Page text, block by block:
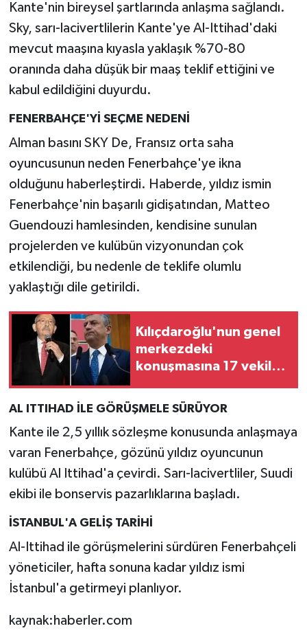
Kante'nin bireysel şartlarında anlaşma sağlandı.
Sky, sarı-lacivertlilerin Kante'ye Al-Ittihad'daki
mevcut maaşına kıyasla yaklaşık %70-80
oranında daha düşük bir maaş teklif ettiğini ve
kabul edildiğini duyurdu.
FENERBAHÇE'Yİ SEÇME NEDENİ
Alman basını SKY De, Fransız orta saha
oyuncusunun neden Fenerbahçe'ye ikna
olduğunu haberleştirdi. Haberde, yıldız ismin
Fenerbahçe'nin başarılı gidişatından, Matteo
Guendouzi hamlesinden, kendisine sunulan
projelerden ve kulübün vizyonundan çok
etkilendiği, bu nedenle de teklife olumlu
yaklaştığı dile getirildi.
Kılıçdaroğlu'nun genel
merkezdeki
konuşmasına 17 vekil
AL ITTIHAD İLE GÖRÜŞMELE SÜRÜYOR
Kante ile 2,5 yıllık sözleşme konusunda anlaşmaya
varan Fenerbahçe, gözünü yıldız oyuncunun
kulübü Al Ittihad'a çevirdi. Sarı-lacivertliler, Suudi
ekibi ile bonservis pazarlıklarına başladı.
İSTANBUL'A GELİŞ TARİHİ
Al-Ittihad ile görüşmelerini sürdüren Fenerbahçeli
yöneticiler, hafta sonuna kadar yıldız ismi
İstanbul'a getirmeyi planlıyor.
kaynak:haberler.com